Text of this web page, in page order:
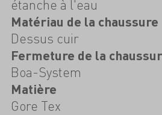
étanche à l'eau
Matériau de la chaussure
Dessus cuir
Fermeture de la
Boa-System
Matière
Gore Tex